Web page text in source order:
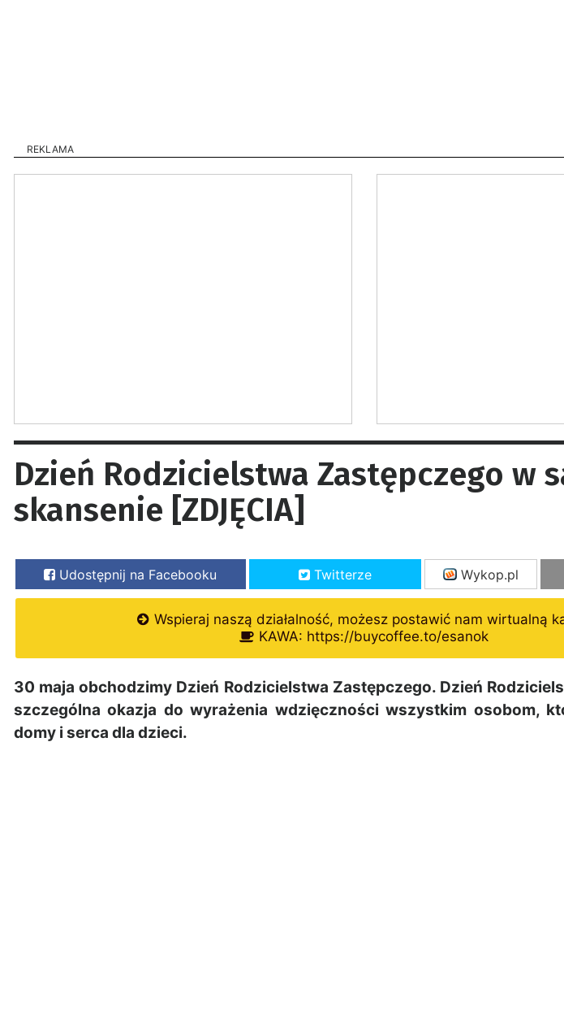
REKLAMA
Dzień Rodzicielstwa Zastępczego w
skansenie [ZDJĘCIA]
Udostępnij na Facebooku Twitterze Wykop.pl
Wspieraj naszą działalność, możesz postawić nam wirtualną
KAWA: https://buycoffee.to/esanok
30 maja obchodzimy Dzień Rodzicielstwa Zastępczego. Dzień
szczególna okazja do wyrażenia wdzięczności wszystkim osobom,
domy i serca dla dzieci.